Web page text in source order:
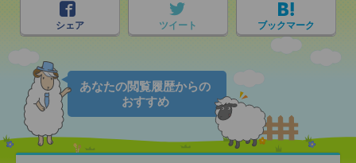
シェア ツイート ブックマーク
あなたの閲覧履歴からの
おすすめ